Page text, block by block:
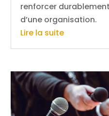
renforcer
d’une organisation.
Lire la suite